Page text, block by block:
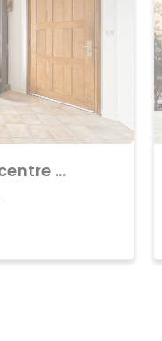
Achat Appartement centre ville